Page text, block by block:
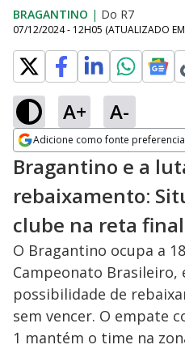
BRAGANTINO | Do R7
07/12/2024 - 12H05 (ATUALIZADO EM
A+ A-
Adicione como fonte
Opens in new window
Bragantino e a
rebaixamento:
clube na reta
O Bragantino ocupa a
Campeonato Brasileiro,
possibilidade de
sem vencer. O empate
1 mantém o time na